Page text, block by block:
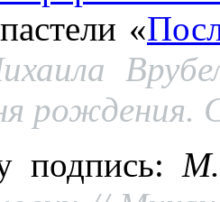
«
рождения.
подпись: М.